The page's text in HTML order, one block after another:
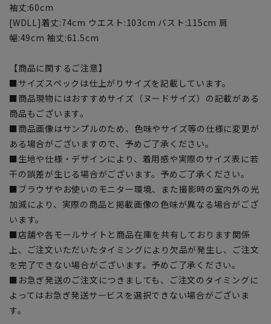
袖丈:60cm
[WDLL]着丈:74cm ウエスト:103cm バスト:115cm 肩
幅:49cm 袖丈:61.5cm
【商品に関するご注意】
■サイズスペックは仕上がりサイズを記載しています。
■商品現物にはおすすめサイズ（ヌードサイズ）の記載がある
商品もございます。
■商品画像はサンプルのため、色味やサイズ等の仕様に変更が
ある場合がございますので、予めご了承ください。
■生地や仕様・デザインにより、着用感や実際のサイズ表に若
干の誤差が生じる場合がございます。予めご了承ください。
■ブラウザやお使いのモニター環境、また撮影時の室内外の光
加減により、実際の商品と掲載画像の色味が異なる場合がござ
います。
■店舗や各モールサイトと商品在庫を共有しております関係
上、ご注文いただいたタイミングにより欠品が発生し、ご注文
を完了できない場合がございます。予めご了承ください。
■お急ぎ発送のご注文につきましても、ご注文のタイミングに
よってはお急ぎ発送サービスを選択できない場合がございま
す。